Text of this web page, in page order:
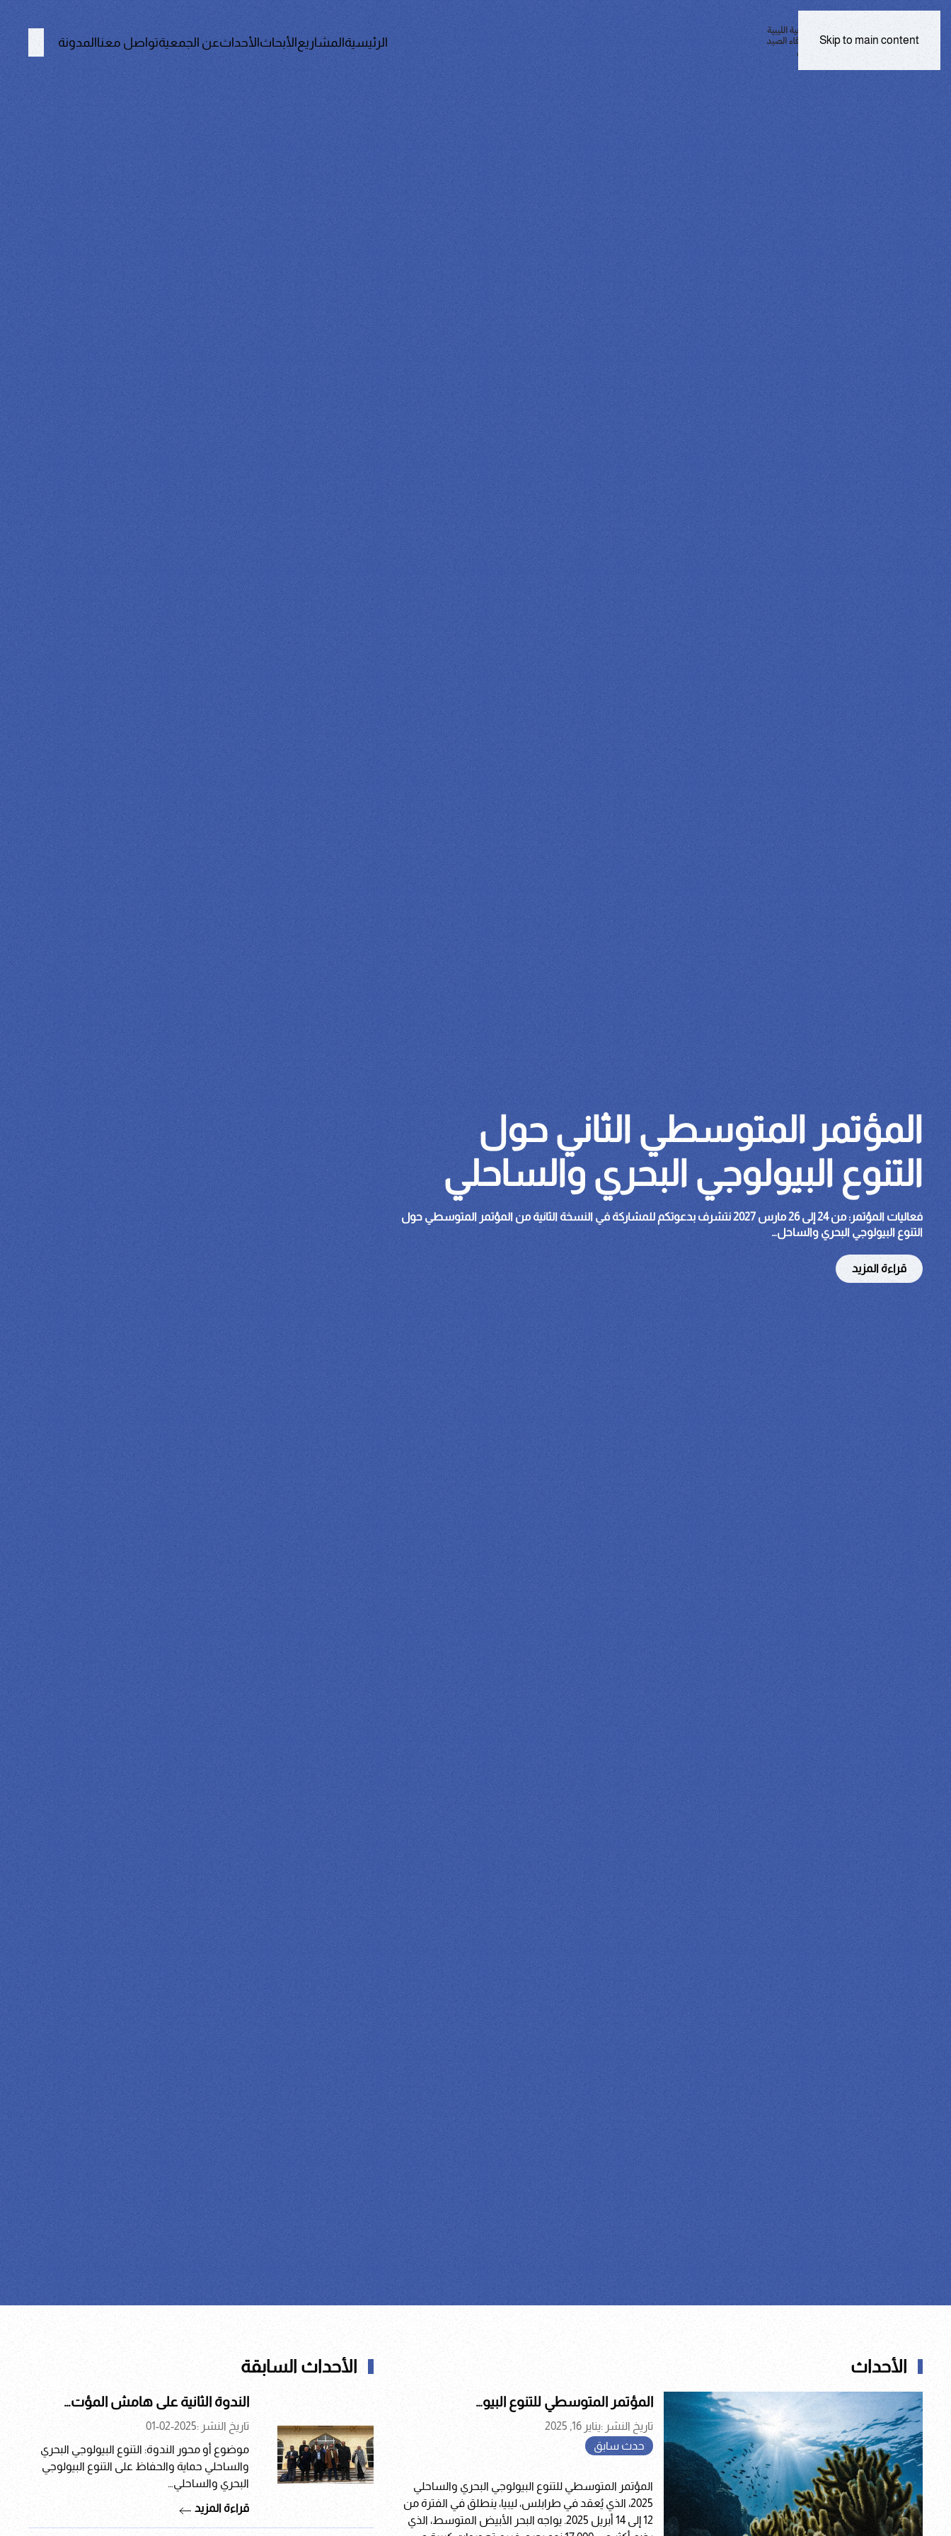
Skip to main content الرئيسيةالمشاريعالأبحاثالأحداثعن الجمعيةتواصل معناالمدونة
المؤتمر المتوسطي الثاني حول
التنوع البيولوجي البحري والساحلي
فعاليات المؤتمر: من 24 إلى 26 مارس 2027 نتشرف بدعوتكم للمشاركة في النسخة الثانية من المؤتمر المتوسطي حول
التنوع البيولوجي البحري والساحل…
قراءة المزيد
الأحداث
المؤتمر المتوسطي للتنوع البيو…
تاريخ النشر :يناير 16, 2025
حدث سابق
المؤتمر المتوسطي للتنوع البيولوجي البحري والساحلي
2025، الذي يُعقد في طرابلس، ليبيا، ينطلق في الفترة من
12 إلى 14 أبريل 2025. يواجه البحر الأبيض المتوسط، الذي
الأحداث السابقة
الندوة الثانية على هامش المؤت…
تاريخ النشر :2025-02-01
موضوع أو محور الندوة: التنوع البيولوجي البحري
والساحلي حماية والحفاظ على التنوع البيولوجي
البحري والساحلي…
قراءة المزيد